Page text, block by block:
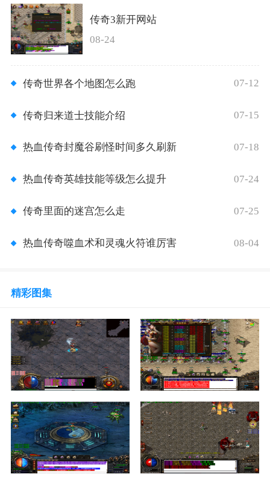
传奇3新开网站
08-24
传奇世界各个地图怎么跑 07-12
传奇归来道士技能介绍 07-15
热血传奇封魔谷刷怪时间多久刷新 07-18
热血传奇英雄技能等级怎么提升 07-24
传奇里面的迷宫怎么走 07-25
热血传奇噬血术和灵魂火符谁厉害 08-04
精彩图集